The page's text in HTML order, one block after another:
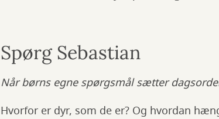
Spørg Sebastian
Når børns egne spørgsmål sætter
Hvorfor er dyr, som de er? Og hvordan